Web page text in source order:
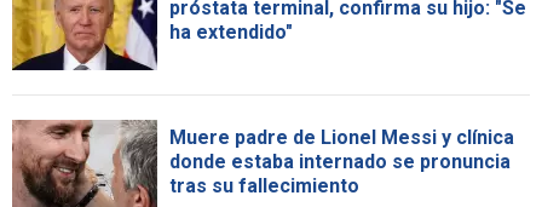
próstata terminal, confirma su hijo: "Se
ha extendido"
Muere padre de Lionel Messi y clínica
donde estaba internado se pronuncia
tras su fallecimiento